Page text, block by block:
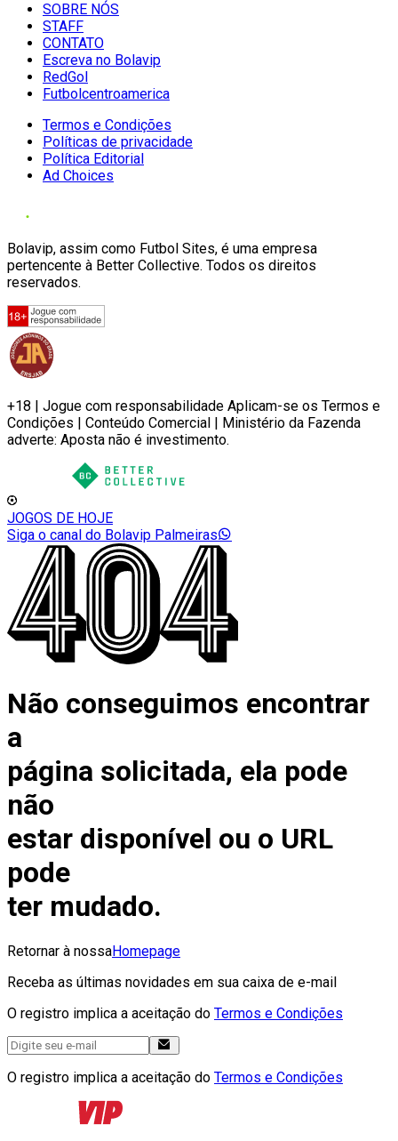
SOBRE NÓS
STAFF
CONTATO
Escreva no Bolavip
RedGol
Futbolcentroamerica
Termos e Condições
Políticas de privacidade
Política Editorial
Ad Choices
Bolavip, assim como Futbol Sites, é uma empresa
pertencente à Better Collective. Todos os direitos
reservados.
+18 | Jogue com responsabilidade Aplicam-se os Termos e
Condições | Conteúdo Comercial | Ministério da Fazenda
adverte: Aposta não é investimento.
JOGOS DE HOJE
Siga o canal do Bolavip Palmeiras
Não conseguimos encontrar
a
página solicitada, ela pode
não
estar disponível ou o URL
pode
ter mudado.
Retornar à nossaHomepage
Receba as últimas novidades em sua caixa de e-mail
O registro implica a aceitação do Termos e Condições
O registro implica a aceitação do Termos e Condições